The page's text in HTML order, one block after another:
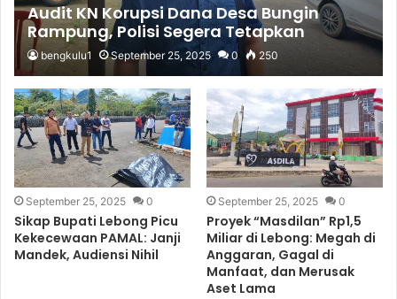
Audit KN Korupsi Dana Desa Bungin
Rampung, Polisi Segera Tetapkan
Tersangka
bengkulu1 September 25, 2025 0 250
September 25, 2025 0
Sikap Bupati Lebong Picu
Kekecewaan PAMAL: Janji
Mandek, Audiensi Nihil
September 25, 2025 0
Proyek “Masdilan” Rp1,5
Miliar di Lebong: Megah di
Anggaran, Gagal di
Manfaat, dan Merusak
Aset Lama